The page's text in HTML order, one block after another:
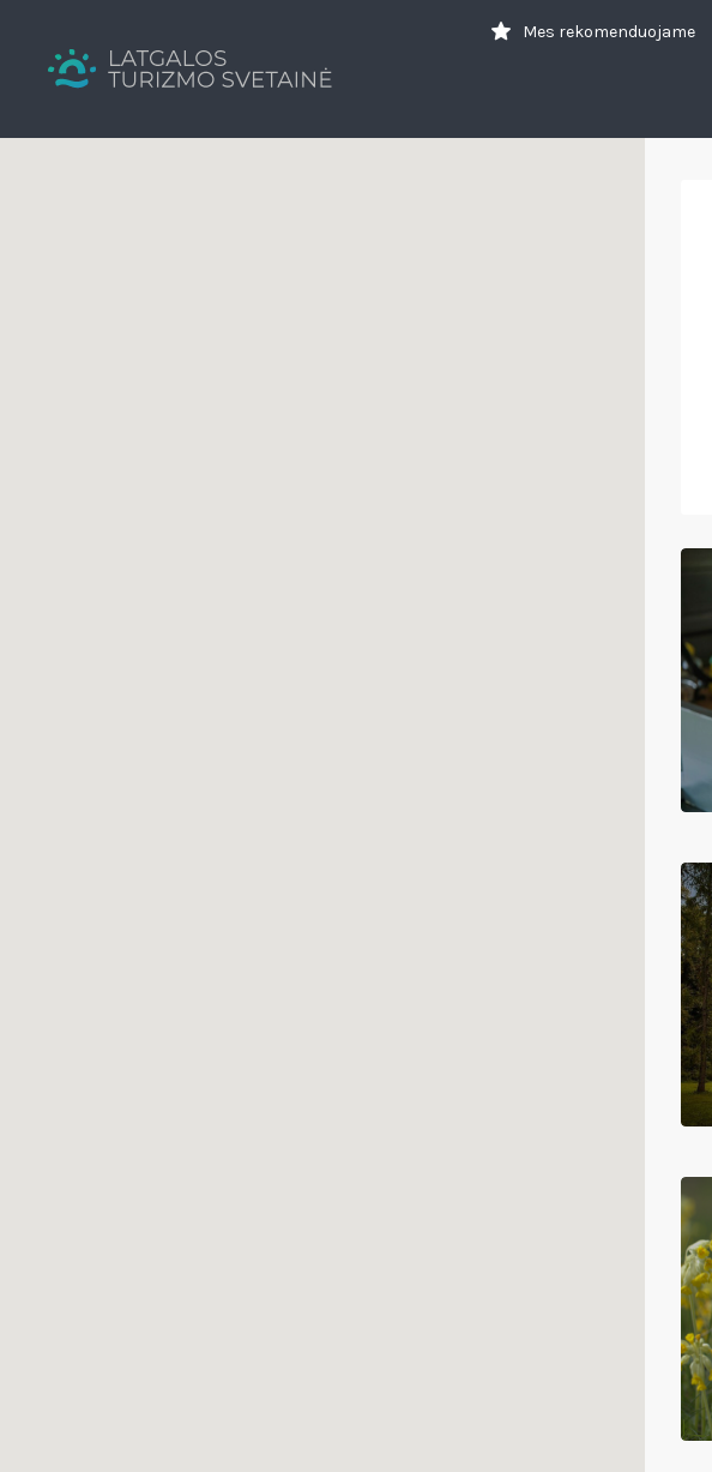
Mes rekomenduojame
for: